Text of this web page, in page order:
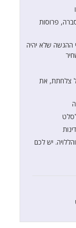
פרוסות
ההגשה שלא יהיה
צלחתת, את
יש לכם